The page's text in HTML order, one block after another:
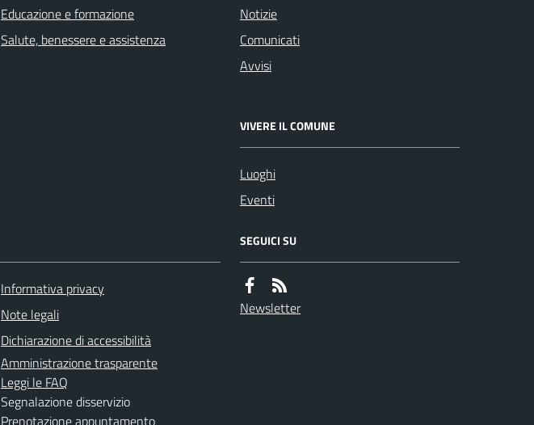
Educazione e formazione
Salute, benessere e assistenza
Notizie
Comunicati
Avvisi
VIVERE IL COMUNE
Luoghi
Eventi
Informativa privacy
Note legali
Dichiarazione di accessibilità
Amministrazione trasparente
Leggi le FAQ
Segnalazione disservizio
Prenotazione appuntamento
SEGUICI SU
Newsletter